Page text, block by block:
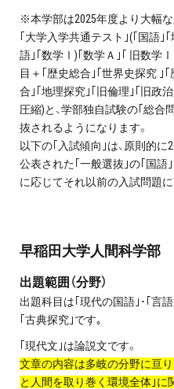
プライバシーポリシー
免責事項・著作権等
お問い合わ
※本学部は2025年度より大幅
｢大学入学共通テスト｣(｢国語｣
語｣｢数学Ⅰ)｢数学Ａ｣｢ 旧数学Ⅰ
目＋｢歴史総合｣｢世界史探究 ｣
合｣｢地理探究｣｢旧倫理｣｢旧政
圧縮)と、学部独自試験の｢総合
抜されるようになります。
以下の｢入試傾向｣は、原則的
公表された｢一般選抜｣の｢国語
に応じてそれ以前の入試問題
早稲田大学人間科学部
出題範囲（分野）
出題科目は｢現代の国語｣･｢言
｢古典探究｣です｡
｢現代文｣は論説文です。
文章の内容は多岐の分野に亘
と人間を取り巻く環境全体｣に